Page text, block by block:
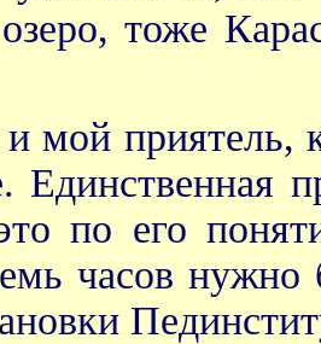
тоже
мой приятель,
Единственная
по его
часов нужно